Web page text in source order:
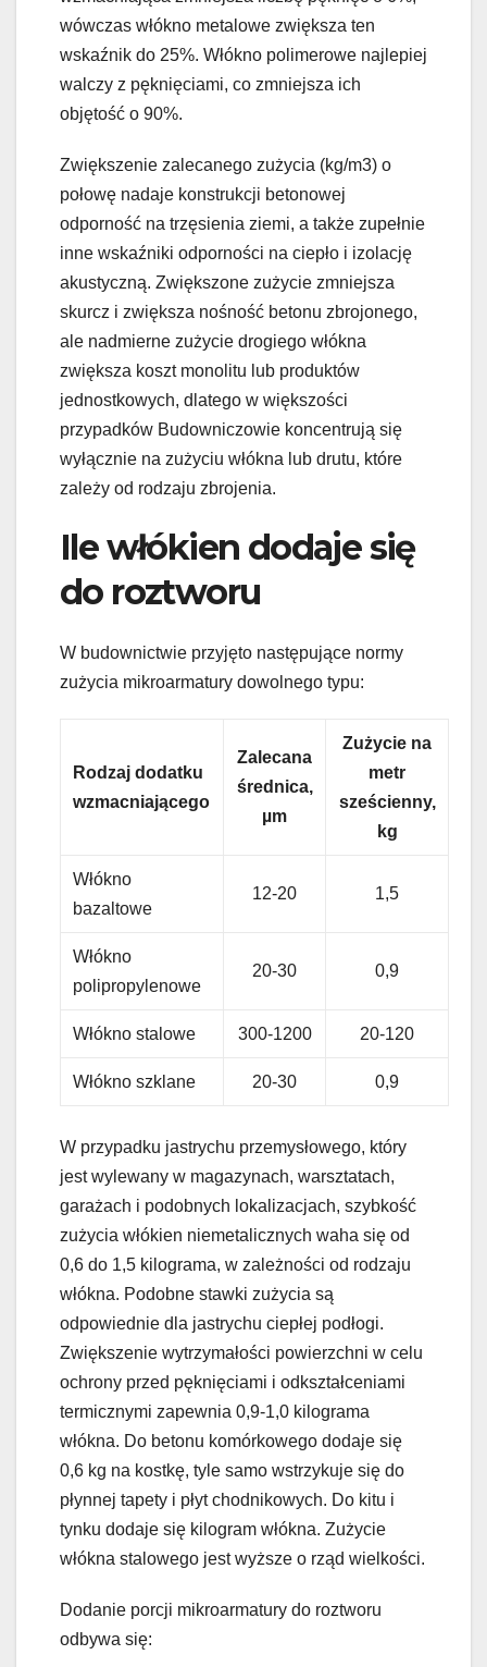
wówczas włókno metalowe zwiększa ten
wskaźnik do 25%. Włókno polimerowe najlepiej
walczy z pęknięciami, co zmniejsza ich
objętość o 90%.
Zwiększenie zalecanego zużycia (kg/m3) o
połowę nadaje konstrukcji betonowej
odporność na trzęsienia ziemi, a także zupełnie
inne wskaźniki odporności na ciepło i izolację
akustyczną. Zwiększone zużycie zmniejsza
skurcz i zwiększa nośność betonu zbrojonego,
ale nadmierne zużycie drogiego włókna
zwiększa koszt monolitu lub produktów
jednostkowych, dlatego w większości
przypadków Budowniczowie koncentrują się
wyłącznie na zużyciu włókna lub drutu, które
zależy od rodzaju zbrojenia.
Ile włókien dodaje się
do roztworu
W budownictwie przyjęto następujące normy
zużycia mikroarmatury dowolnego typu:
Rodzaj dodatku
wzmacniającego
Zalecana
średnica,
µm
Zużycie na
metr
sześcienny,
kg
Włókno
bazaltowe
12-20 1,5
Włókno
polipropylenowe
20-30 0,9
Włókno stalowe 300-1200 20-120
Włókno szklane 20-30 0,9
W przypadku jastrychu przemysłowego, który
jest wylewany w magazynach, warsztatach,
garażach i podobnych lokalizacjach, szybkość
zużycia włókien niemetalicznych waha się od
0,6 do 1,5 kilograma, w zależności od rodzaju
włókna. Podobne stawki zużycia są
odpowiednie dla jastrychu ciepłej podłogi.
Zwiększenie wytrzymałości powierzchni w celu
ochrony przed pęknięciami i odkształceniami
termicznymi zapewnia 0,9-1,0 kilograma
włókna. Do betonu komórkowego dodaje się
0,6 kg na kostkę, tyle samo wstrzykuje się do
płynnej tapety i płyt chodnikowych. Do kitu i
tynku dodaje się kilogram włókna. Zużycie
włókna stalowego jest wyższe o rząd wielkości.
Dodanie porcji mikroarmatury do roztworu
odbywa się: